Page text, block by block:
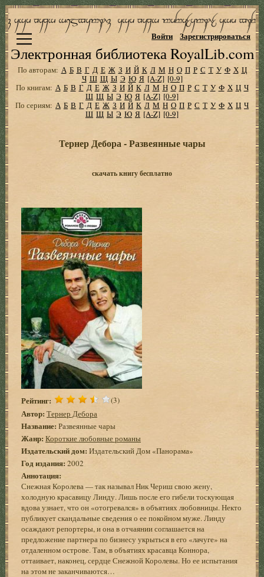
Электронная библиотека RoyalLib.com
Войти Зарегистрироваться
По авторам: А Б В Г Д Е Ж З И Й К Л М Н О П Р С Т У Ф Х Ц
Ч Ш Щ Ы Э Ю Я [A-Z] [0-9]
По книгам: А Б В Г Д Е Ж З И Й К Л М Н О П Р С Т У Ф Х Ц Ч
Ш Щ Ы Э Ю Я [A-Z] [0-9]
По сериям: А Б В Г Д Е Ж З И Й К Л М Н О П Р С Т У Ф Х Ц Ч
Ш Щ Ы Э Ю Я [A-Z] [0-9]
Тернер Дебора - Развеянные чары
скачать книгу бесплатно
Рейтинг: (3)
Автор: Тернер Дебора
Название: Развеянные чары
Жанр: Короткие любовные романы
Издательский дом: Издательский Дом «Панорама»
Год издания:2002
Аннотация:
Снежная Королева — так называл Ник Чериш свою жену,
холодную красавицу Линду. Лишь после его гибели тоскующая
вдова узнает, что он «отогревался» в объятиях любовницы. Некто
публикует скандальные сведения о ее покойном муже. Линду
осаждают репортеры, и она в отчаянии соглашается на
предложение партнера по бизнесу укрыться в его «лачуге» на
отдаленном острове. Там, в объятиях красавца Коннора,
оттаивает, наконец, сердце Снежной Королевы. Но ее испытания
на этом не заканчиваются…